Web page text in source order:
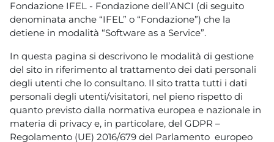
Fondazione IFEL - Fondazione dell’ANCI (di seguito
denominata anche “IFEL” o “Fondazione”) che la
detiene in modalità “Software as a Service”.
In questa pagina si descrivono le modalità di gestione
del sito in riferimento al trattamento dei dati personali
degli utenti che lo consultano. Il sito tratta tutti i dati
personali degli utenti/visitatori, nel pieno rispetto di
quanto previsto dalla normativa europea e nazionale in
materia di privacy e, in particolare, del GDPR –
Regolamento (UE) 2016/679 del Parlamento europeo